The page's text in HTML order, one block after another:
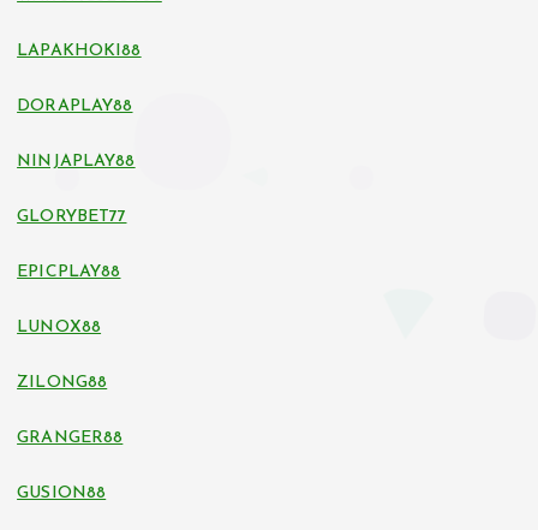
LAPAKHOKI88
DORAPLAY88
NINJAPLAY88
GLORYBET77
EPICPLAY88
LUNOX88
ZILONG88
GRANGER88
GUSION88